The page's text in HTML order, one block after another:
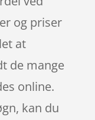
og priser
at
de mange
online.
kan du